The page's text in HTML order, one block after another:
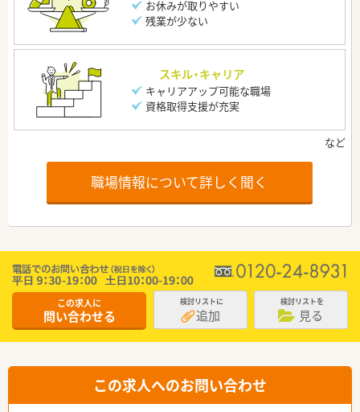
お休みが取りやすい
残業が少ない
スキル・キャリア
キャリアアップ可能な職場
資格取得支援が充実
職場情報について詳しく聞く
この求人に
問い合わせる
検討リストに
追加
検討リストを
見る
この求人へのお問い合わせ